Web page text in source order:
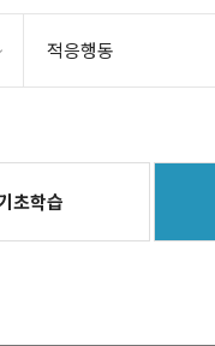
적응행동
초학습